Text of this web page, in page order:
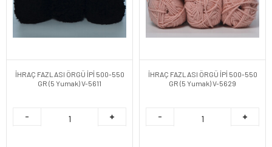
İHRAÇ FAZLASI ÖRGÜ İPİ 500-550
GR (5 Yumak) V-5611
İHRAÇ FAZLASI ÖRGÜ İPİ 500-550
GR (5 Yumak) V-5629